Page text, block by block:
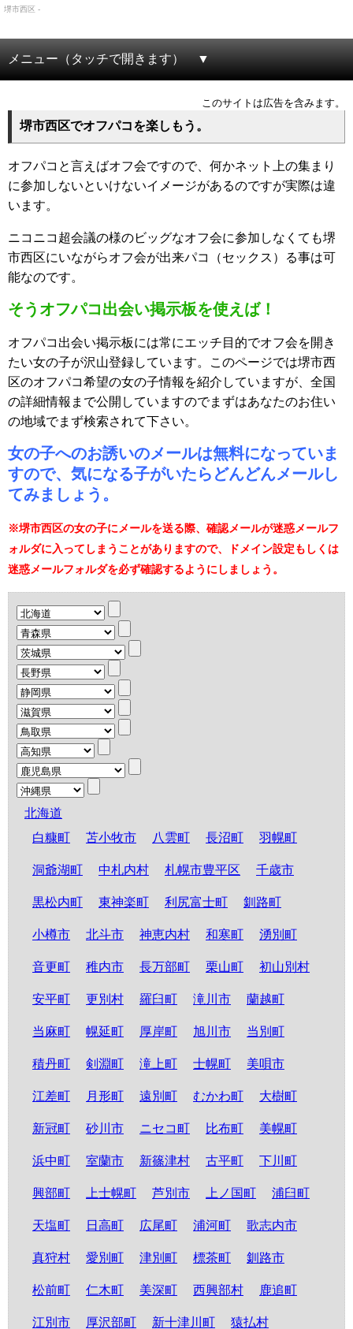
堺市西区 -
メニュー（タッチで開きます）
このサイトは広告を含みます。
堺市西区でオフパコを楽しもう。
オフパコと言えばオフ会ですので、何かネット上の集まり
に参加しないといけないイメージがあるのですが実際は違
います。
ニコニコ超会議の様のビッグなオフ会に参加しなくても堺
市西区にいながらオフ会が出来パコ（セックス）る事は可
能なのです。
そうオフパコ出会い掲示板を使えば！
オフパコ出会い掲示板には常にエッチ目的でオフ会を開き
たい女の子が沢山登録しています。このページでは堺市西
区のオフパコ希望の女の子情報を紹介していますが、全国
の詳細情報まで公開していますのでまずはあなたのお住い
の地域でまず検索されて下さい。
女の子へのお誘いのメールは無料になっていま
すので、気になる子がいたらどんどんメールし
てみましょう。
※堺市西区の女の子にメールを送る際、確認メールが迷惑メールフ
ォルダに入ってしまうことがありますので、ドメイン設定もしくは
迷惑メールフォルダを必ず確認するようにしましょう。
北海道
白糠町
苫小牧市 八雲町 長沼町 羽幌町
洞爺湖町 中札内村 札幌市豊平区 千歳市
黒松内町 東神楽町 利尻富士町 釧路町
小樽市 北斗市 神恵内村 和寒町 湧別町
音更町 稚内市 長万部町 栗山町 初山別村
安平町 更別村 羅臼町 滝川市 蘭越町
当麻町 幌延町 厚岸町 旭川市 当別町
積丹町 剣淵町 滝上町 士幌町 美唄市
江差町 月形町 遠別町 むかわ町 大樹町
新冠町 砂川市 ニセコ町 比布町 美幌町
浜中町 室蘭市 新篠津村 古平町 下川町
興部町 上士幌町 芦別市 上ノ国町 浦臼町
天塩町 日高町 広尾町 浦河町 歌志内市
真狩村 愛別町 津別町 標茶町 釧路市
松前町 仁木町 美深町 西興部村 鹿追町
江別市 厚沢部町 新十津川町 猿払村